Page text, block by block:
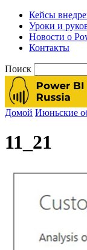
Кейсы
Уроки и
Новости о
Контакты
Поиск
Домой Июньские
11_21